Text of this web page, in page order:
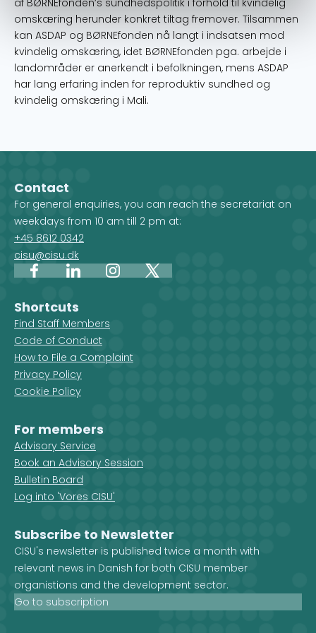
af BØRNEfonden’s sundhedspolitik i forhold til kvindelig
omskæring herunder konkret tiltag fremover. Tilsammen
kan ASDAP og BØRNEfonden nå langt i indsatsen mod
kvindelig omskæring, idet BØRNEfonden pga. arbejde i
landområder er anerkendt i befolkningen, mens ASDAP
har lang erfaring inden for reproduktiv sundhed og
kvindelig omskæring i Mali.
Contact
For general enquiries, you can reach the secretariat on
weekdays from 10 am till 2 pm at:
+45 8612 0342
cisu@cisu.dk
FacebookLinkedInInstagram
X
Shortcuts
Find Staff Members
Code of Conduct
How to File a Complaint
Privacy Policy
Cookie Policy
For members
Advisory Service
Book an Advisory Session
Bulletin Board
Log into 'Vores CISU'
Subscribe to Newsletter
CISU's newsletter is published twice a month with
relevant news in Danish for both CISU member
organistions and the development sector.
Go to subscription